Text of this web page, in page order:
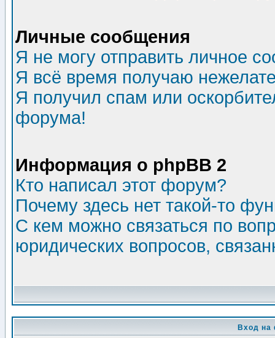
Личные сообщения
Я не могу отправить личное
Я всё время получаю
Я получил спам или
форума!
Информация о phpBB 2
Кто написал этот форум?
Почему здесь нет такой-то
С кем можно связаться по
юридических вопросов,
Вход на